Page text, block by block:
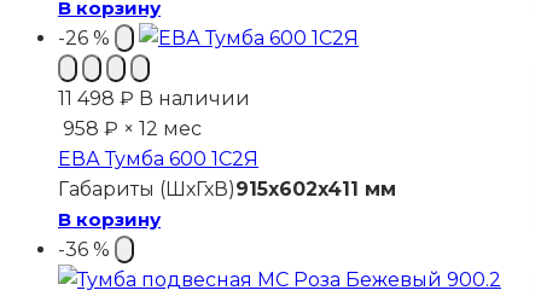
В корзину
-26 %
11 498 ₽ В наличии
958 ₽ × 12 мес
ЕВА Тумба 600 1С2Я
Габариты (ШхГхВ)915x602x411 мм
В корзину
-36 %